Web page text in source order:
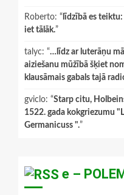
Roberto: “ līdzībā es
iet tālāk.”
talyc: “…līdz ar luterāņu
aiziešanu mūžībā šķiet
klausāmais gabals tajā
gviclo: “Starp citu,
1522. gada kokgriezumu
Germanicuss ".”
e –